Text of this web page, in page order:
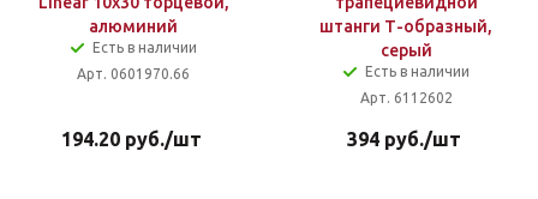
алюминий
Есть в наличии
Арт. 0601970.66
194.20руб./шт
штанги Т-образный,
серый
Есть в наличии
Арт. 6112602
394руб./шт